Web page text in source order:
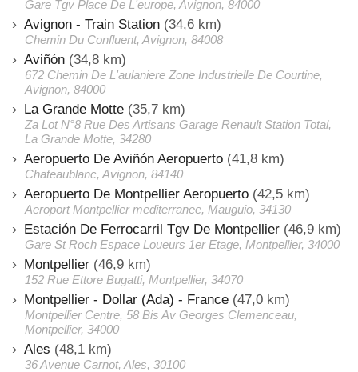
Gare Tgv Place De L'europe, Avignon, 84000
Avignon - Train Station (34,6 km)
Chemin Du Confluent, Avignon, 84008
Aviñón (34,8 km)
672 Chemin De L'aulaniere Zone Industrielle De Courtine,
Avignon, 84000
La Grande Motte (35,7 km)
Za Lot N°8 Rue Des Artisans Garage Renault Station Total,
La Grande Motte, 34280
Aeropuerto De Aviñón Aeropuerto (41,8 km)
Chateaublanc, Avignon, 84140
Aeropuerto De Montpellier Aeropuerto (42,5 km)
Aeroport Montpellier mediterranee, Mauguio, 34130
Estación De Ferrocarril Tgv De Montpellier (46,9 km)
Gare St Roch Espace Loueurs 1er Etage, Montpellier, 34000
Montpellier (46,9 km)
152 Rue Ettore Bugatti, Montpellier, 34070
Montpellier - Dollar (Ada) - France (47,0 km)
Montpellier Centre, 58 Bis Av Georges Clemenceau,
Montpellier, 34000
Ales (48,1 km)
36 Avenue Carnot, Ales, 30100